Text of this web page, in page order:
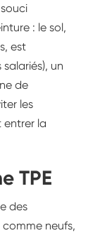
: le sol,
est
un
de
les
entrer la
TPE
des
comme neufs,